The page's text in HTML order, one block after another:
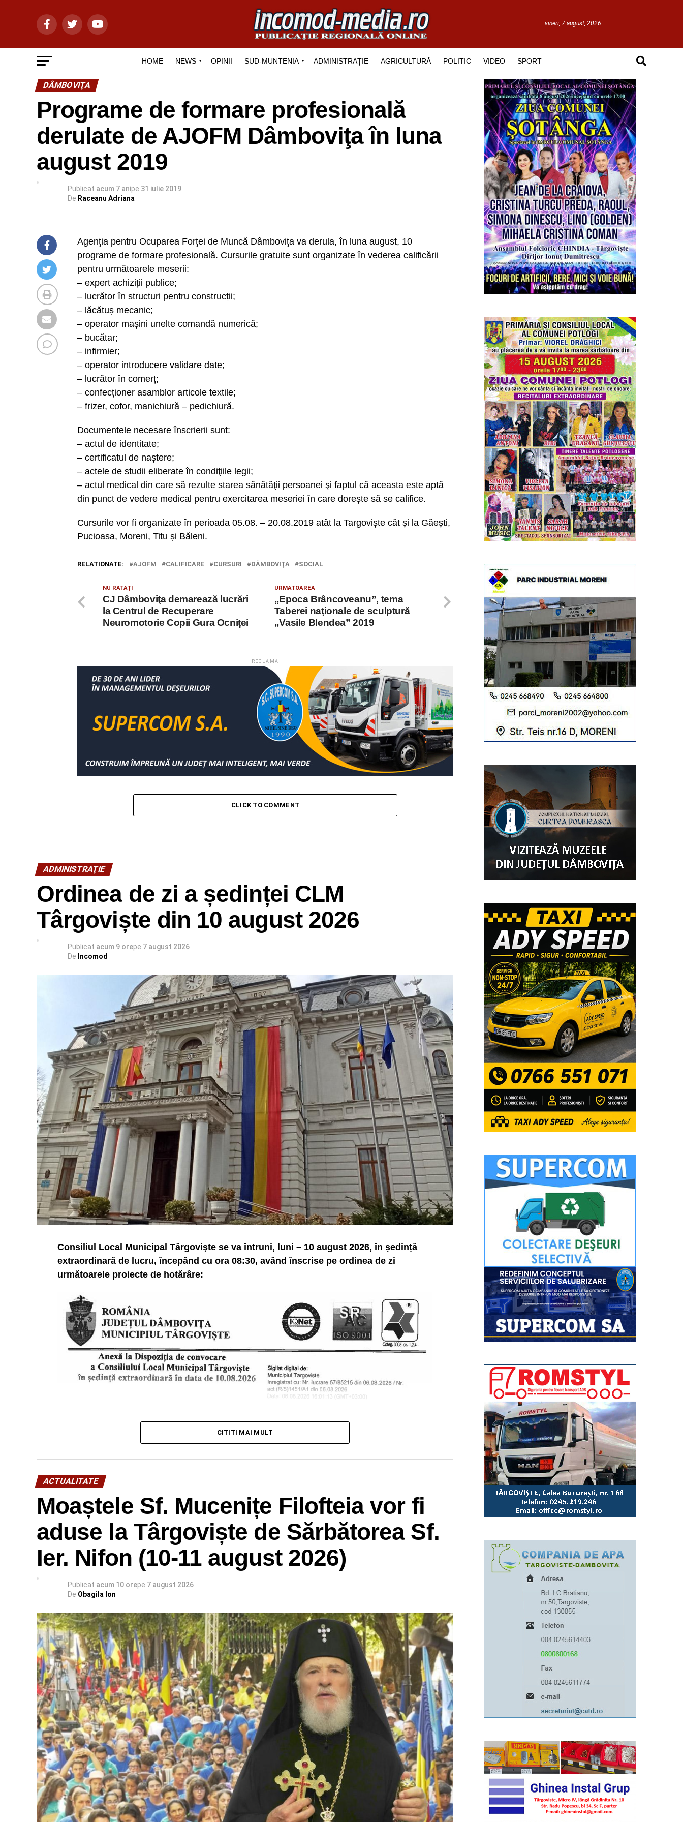
vineri, 7 august, 2026
HOME NEWS OPINII SUD-MUNTENIA ADMINISTRAŢIE AGRICULTURĂ POLITIC VIDEO SPORT
DÂMBOVIŢA
Programe de formare profesională
derulate de AJOFM Dâmboviţa în luna
august 2019
Publicat acum 7 anipe 31 iulie 2019
De Raceanu Adriana
Agenţia pentru Ocuparea Forţei de Muncă Dâmboviţa va derula, în luna august, 10
programe de formare profesională. Cursurile gratuite sunt organizate în vederea calificării
pentru următoarele meserii:
– expert achiziții publice;
– lucrător în structuri pentru construcții;
– lăcătuș mecanic;
– operator mașini unelte comandă numerică;
– bucătar;
– infirmier;
– operator introducere validare date;
– lucrător în comerț;
– confecționer asamblor articole textile;
– frizer, cofor, manichiură – pedichiură.
Documentele necesare înscrierii sunt:
– actul de identitate;
– certificatul de naştere;
– actele de studii eliberate în condiţiile legii;
– actul medical din care să rezulte starea sănătăţii persoanei şi faptul că aceasta este aptă
din punct de vedere medical pentru exercitarea meseriei în care doreşte să se califice.
Cursurile vor fi organizate în perioada 05.08. – 20.08.2019 atât la Targoviște cât și la Găești,
Pucioasa, Moreni, Titu și Băleni.
RELATIONATE: AJOFM CALIFICARE CURSURI DÂMBOVIŢA SOCIAL
URMATOAREA
„Epoca Brâncoveanu”, tema
Taberei naţionale de sculptură
„Vasile Blendea” 2019
NU RATAȚI
CJ Dâmboviţa demarează lucrări
la Centrul de Recuperare
Neuromotorie Copii Gura Ocniţei
RECLAMĂ
CLICK TO COMMENT
ADMINISTRAŢIE
Ordinea de zi a ședinței CLM
Târgoviște din 10 august 2026
Publicat acum 9 orepe 7 august 2026
De Incomod
Consiliul Local Municipal Târgovişte se va întruni, luni – 10 august 2026, în ședință
extraordinară de lucru, începând cu ora 08:30, având înscrise pe ordinea de zi
următoarele proiecte de hotărâre:
Urmărește Incomod Media și pe Google News
CITITI MAI MULT
ACTUALITATE
Moaștele Sf. Mucenițe Filofteia vor fi
aduse la Târgoviște de Sărbătorea Sf.
Ier. Nifon (10-11 august 2026)
Publicat acum 10 orepe 7 august 2026
De Obagila Ion